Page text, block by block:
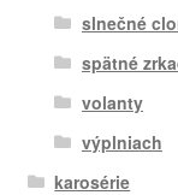
slnečné
spätné
volanty
výplniach
karosérie